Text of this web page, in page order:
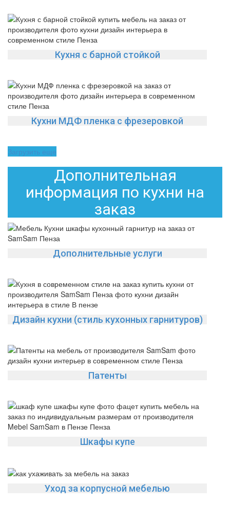
Кухня с барной стойкой
Кухни МДФ пленка с фрезеровкой
Загрузить еще
Дополнительная
информация по кухни на
заказ
Дополнительные услуги
Дизайн кухни (стиль кухонных гарнитуров)
Патенты
Шкафы купе
Уход за корпусной мебелью